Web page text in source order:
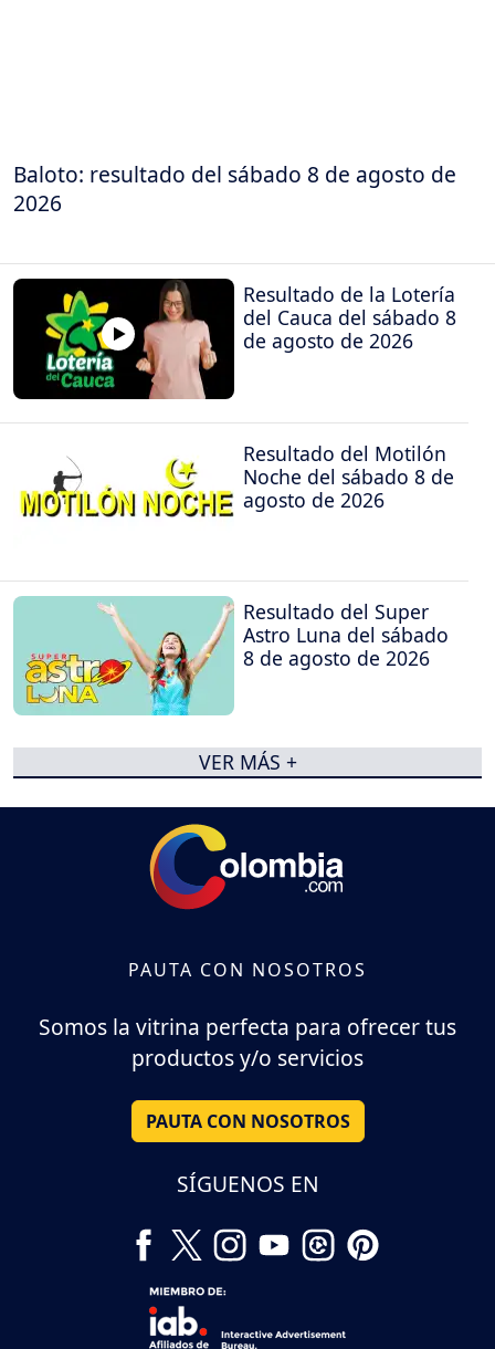
Baloto: resultado del sábado 8 de agosto de
2026
Resultado de la Lotería
del Cauca del sábado 8
de agosto de 2026
Resultado del Motilón
Noche del sábado 8 de
agosto de 2026
Resultado del Super
Astro Luna del sábado
8 de agosto de 2026
VER MÁS +
PAUTA CON NOSOTROS
Somos la vitrina perfecta para ofrecer tus
productos y/o servicios
PAUTA CON NOSOTROS
SÍGUENOS EN